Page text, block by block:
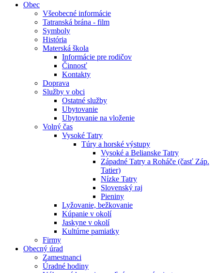
Obec
Všeobecné informácie
Tatranská brána - film
Symboly
História
Materská škola
Informácie pre rodičov
Činnosť
Kontakty
Doprava
Služby v obci
Ostatné služby
Ubytovanie
Ubytovanie na vloženie
Volný čas
Vysoké Tatry
Túry a horské výstupy
Vysoké a Belianske Tatry
Západné Tatry a Roháče (časť Záp.
Tatier)
Nízke Tatry
Slovenský raj
Pieniny
Lyžovanie, bežkovanie
Kúpanie v okolí
Jaskyne v okolí
Kultúrne pamiatky
Firmy
Obecný úrad
Zamestnanci
Úradné hodiny